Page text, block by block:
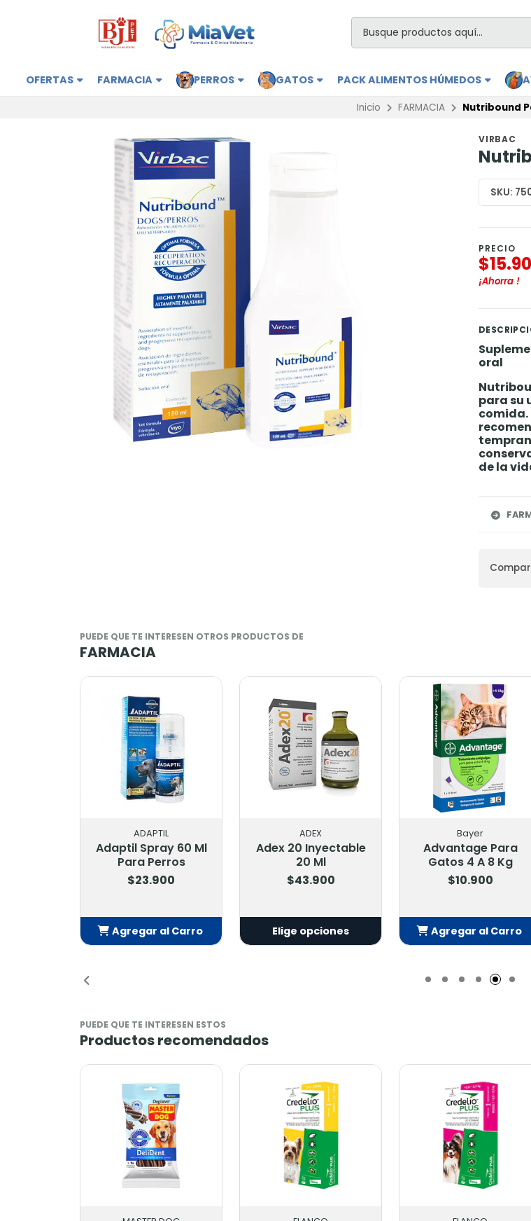
OFERTAS FARMACIA PERROS GATOS PACK ALIMENTOS HÚMEDOS
Inicio FARMACIA Nutribound
VIRBAC
SKU:
PRECIO
¡Ahorra !
oral
para su
comida.
de la
PUEDE QUE TE INTERESEN OTROS PRODUCTOS DE
FARMACIA
ADAPTIL
Adaptil Spray 60 Ml
Para Perros
$23.900
Agregar al Carro
ADEX
Adex 20 Inyectable
20 Ml
$43.900
Elige opciones
Bayer
Advantage Para
Gatos 4 A 8 Kg
$10.900
Agregar al Carro
PUEDE QUE TE INTERESEN ESTOS
Productos recomendados